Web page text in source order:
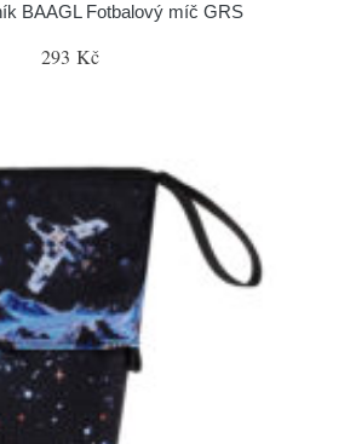
BAAGL Fotbalový míč GRS
293 Kč